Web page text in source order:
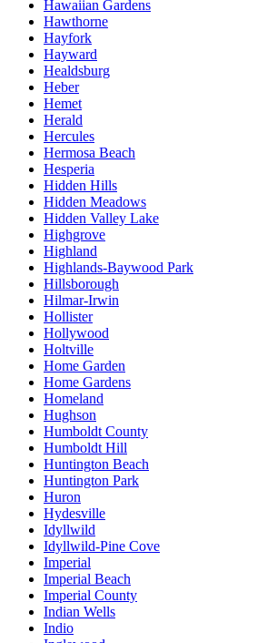
Hawaiian Gardens
Hawthorne
Hayfork
Hayward
Healdsburg
Heber
Hemet
Herald
Hercules
Hermosa Beach
Hesperia
Hidden Hills
Hidden Meadows
Hidden Valley Lake
Highgrove
Highland
Highlands-Baywood Park
Hillsborough
Hilmar-Irwin
Hollister
Hollywood
Holtville
Home Garden
Home Gardens
Homeland
Hughson
Humboldt County
Humboldt Hill
Huntington Beach
Huntington Park
Huron
Hydesville
Idyllwild
Idyllwild-Pine Cove
Imperial
Imperial Beach
Imperial County
Indian Wells
Indio